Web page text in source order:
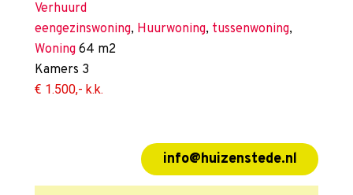
Verhuurd
eengezinswoning, Huurwoning, tussenwoning,
Woning 64 m2
Kamers 3
€ 1.500,- k.k.
info@huizenstede.nl